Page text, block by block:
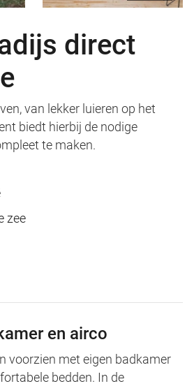
direct
van lekker luieren op het
biedt hierbij de nodige
te maken.
zee
en airco
voorzien met eigen badkamer
bedden. In de